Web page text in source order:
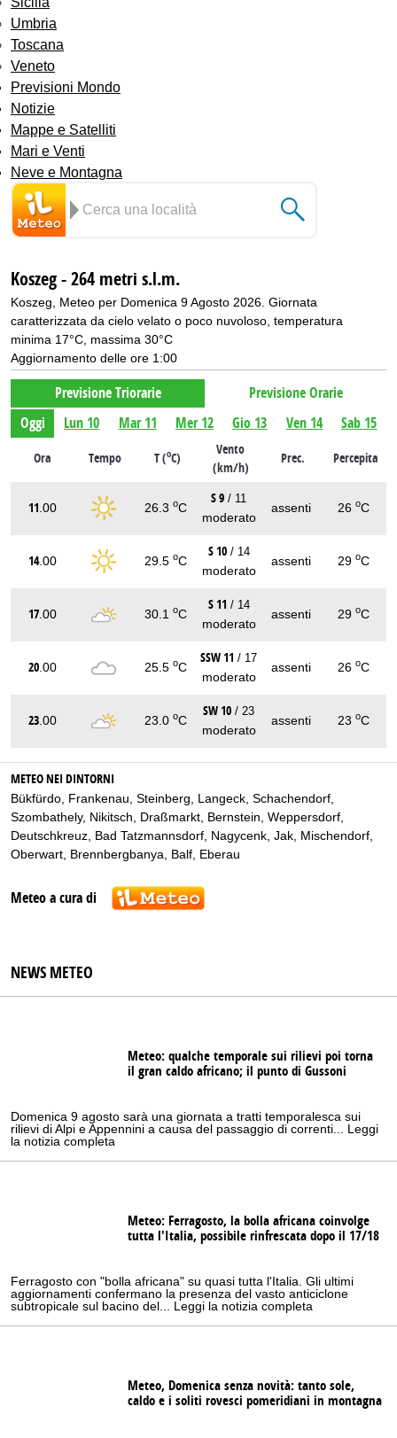
Umbria
Toscana
Veneto
Previsioni Mondo
Notizie
Mappe e Satelliti
Mari e Venti
Neve e Montagna
Koszeg - 264 metri s.l.m.
Koszeg, Meteo per Domenica 9 Agosto 2026. Giornata
caratterizzata da cielo velato o poco nuvoloso, temperatura
minima 17°C, massima 30°C
Aggiornamento delle ore 1:00
Previsione Triorarie
Previsione Orarie
Oggi
Lun 10 Mar 11 Mer 12 Gio 13 Ven 14 Sab 15
Ora Tempo T (oC)
Vento
(km/h)
Prec. Percepita
11 .00 26.3 oC
S 9 / 11
moderato
assenti 26 oC
14.00 29.5 oC
S 10 / 14
moderato
assenti 29 oC
17 .00 30.1 oC
S 11 / 14
moderato
assenti 29 oC
20 .00 25.5 oC
SSW 11 / 17
moderato
assenti 26 oC
23 .00 23.0 oC
SW 10 / 23
moderato
assenti 23 oC
METEO NEI DINTORNI
Bükfürdo Frankenau Steinberg Langeck Schachendorf
Szombathely, Nikitsch Draßmarkt Bernstein Weppersdorf
Deutschkreuz Bad Tatzmannsdorf Nagycenk Jak Mischendorf
Oberwart Brennbergbanya Balf Eberau
Meteo a cura di
NEWS METEO
Meteo: qualche temporale sui rilievi poi torna
il gran caldo africano; il punto di Gussoni
Domenica 9 agosto sarà una giornata a tratti temporalesca sui
rilievi di Alpi e Appennini a causa del passaggio di correnti... Leggi
la notizia completa
Meteo: Ferragosto, la bolla africana coinvolge
tutta l'Italia, possibile rinfrescata dopo il 17/18
Ferragosto con "bolla africana" su quasi tutta l'Italia. Gli ultimi
aggiornamenti confermano la presenza del vasto anticiclone
subtropicale sul bacino del... Leggi la notizia completa
Meteo, Domenica senza novità: tanto sole,
caldo e i soliti rovesci pomeridiani in montagna